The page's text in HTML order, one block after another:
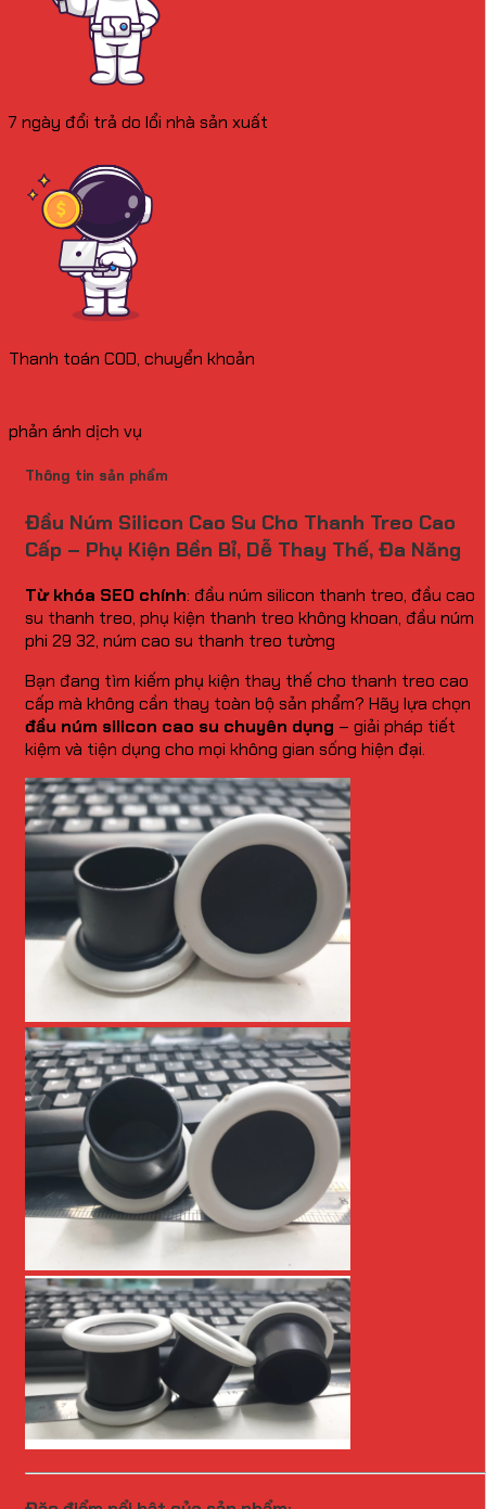
7 ngày đổi trả do lổi nhà sản xuất
Thanh toán COD, chuyển khoản
phản ánh dịch vụ
Thông tin sản phẩm
Đầu Núm Silicon Cao Su Cho Thanh Treo Cao
Cấp – Phụ Kiện Bền Bỉ, Dễ Thay Thế, Đa Năng
Từ khóa SEO chính: đầu núm silicon thanh treo, đầu cao
su thanh treo, phụ kiện thanh treo không khoan, đầu núm
phi 29 32, núm cao su thanh treo tường
Bạn đang tìm kiếm phụ kiện thay thế cho thanh treo cao
cấp mà không cần thay toàn bộ sản phẩm? Hãy lựa chọn
đầu núm silicon cao su chuyên dụng – giải pháp tiết
kiệm và tiện dụng cho mọi không gian sống hiện đại.